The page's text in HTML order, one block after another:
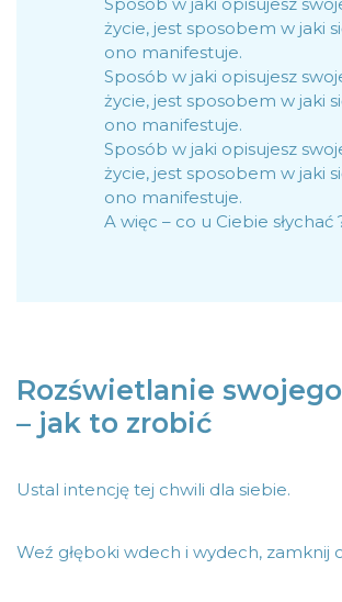
życie, jest sposobem w jaki
ono manifestuje.
Sposób w jaki opisujesz
życie, jest sposobem w jaki
ono manifestuje.
Sposób w jaki opisujesz
życie, jest sposobem w jaki
ono manifestuje.
A więc – co u Ciebie słychać
Rozświetlanie
– jak to zrobić
Ustal intencję tej chwili dla siebie.
Weź głęboki wdech i wydech, zamknij